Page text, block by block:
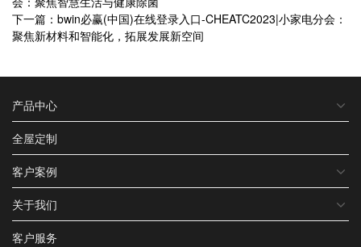
下一篇：bwin必赢(中国)在线登录入口-CHEATC2023|小家电分会：
聚焦新材料和智能化，拓展发展新空间
产品中心
全屋定制
客户案例
关于我们
客户服务